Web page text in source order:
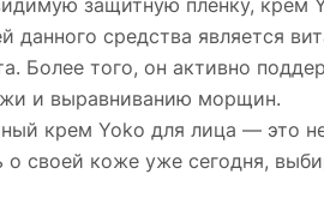
защитную пленку, крем
данного средства является
Более того, он активно
и выравниванию морщин.
крем Yoko для лица — это
о своей коже уже сегодня,